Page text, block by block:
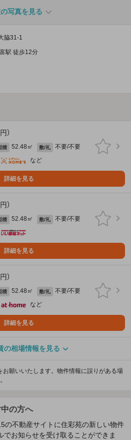
写真を見る
脇31‐1
駅 徒歩12分
）
積 52.48㎡ 敷/礼
不要/不要
など
詳細を見る
）
積 52.48㎡ 敷/礼
不要/不要
詳細を見る
）
積 52.48㎡ 敷/礼
不要/不要
など
詳細を見る
の相場情報を見る
願いいたします。物件情報に誤りがある場
の方へ
の不動産サイトに住彩苑の新しい物件
お知らせを受け取ることができま